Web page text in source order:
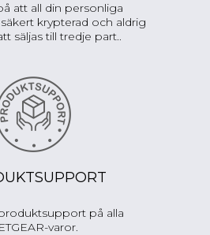
att all din personliga
krypterad och aldrig
säljas till tredje part..
på alla
varor.